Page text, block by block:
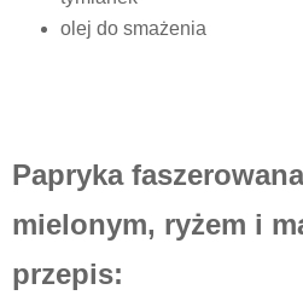
olej do smażenia
Papryka
mielonym, ryżem i
przepis: